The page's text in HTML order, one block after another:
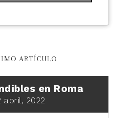
ARTÍCULO
en Roma
abril, 2022